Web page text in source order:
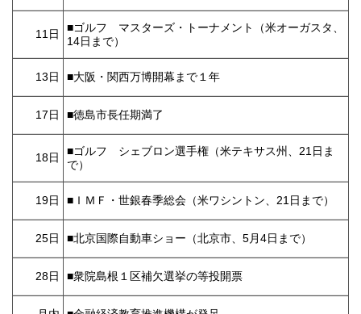
11日
■ゴルフ マスターズ・トーナメント（米オーガスタ、
14日まで）
13日 ■大阪・関西万博開幕まで１年
17日 ■徳島市長任期満了
18日
■ゴルフ シェブロン選手権（米テキサス州、21日ま
で）
19日 ■ＩＭＦ・世銀春季総会（米ワシントン、21日まで）
25日 ■北京国際自動車ショー（北京市、5月4日まで）
28日 ■衆院島根１区補欠選挙の等投開票